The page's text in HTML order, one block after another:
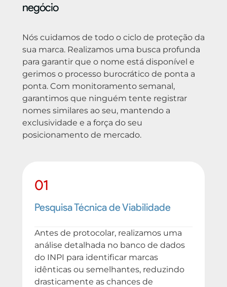
negócio
Nós cuidamos de todo o ciclo de proteção da
sua marca. Realizamos uma busca profunda
para garantir que o nome está disponível e
gerimos o processo burocrático de ponta a
ponta. Com monitoramento semanal,
garantimos que ninguém tente registrar
nomes similares ao seu, mantendo a
exclusividade e a força do seu
posicionamento de mercado.
01
Pesquisa Técnica de Viabilidade
Antes de protocolar, realizamos uma
análise detalhada no banco de dados
do INPI para identificar marcas
idênticas ou semelhantes, reduzindo
drasticamente as chances de